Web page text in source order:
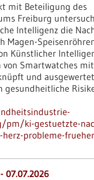
mit Beteiligung des
Freiburg
Intelligenz die
Magen-
Künstlicher
von Smartwatches
und
gesundheitliche
pm/ki-gestuetzte-
probleme-
07.07.2026